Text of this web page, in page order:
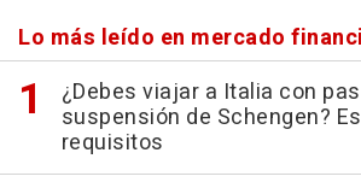
Lo más leído en mercado
¿Debes viajar a Italia con
suspensión de Schengen?
requisitos